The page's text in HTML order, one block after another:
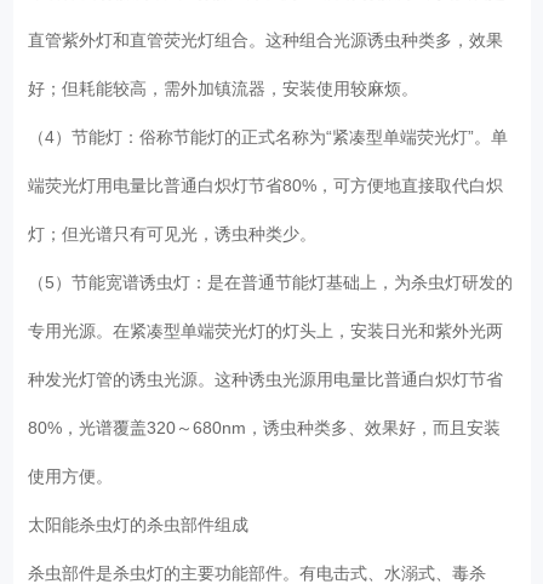
直管紫外灯和直管荧光灯组合。这种组合光源诱虫种类多，效果
好；但耗能较高，需外加镇流器，安装使用较麻烦。
（4）节能灯：俗称节能灯的正式名称为“紧凑型单端荧光灯”。单
端荧光灯用电量比普通白炽灯节省80%，可方便地直接取代白炽
灯；但光谱只有可见光，诱虫种类少。
（5）节能宽谱诱虫灯：是在普通节能灯基础上，为杀虫灯研发的
专用光源。在紧凑型单端荧光灯的灯头上，安装日光和紫外光两
种发光灯管的诱虫光源。这种诱虫光源用电量比普通白炽灯节省
80%，光谱覆盖320～680nm，诱虫种类多、效果好，而且安装
使用方便。
太阳能杀虫灯的杀虫部件组成
杀虫部件是杀虫灯的主要功能部件。有电击式、水溺式、毒杀